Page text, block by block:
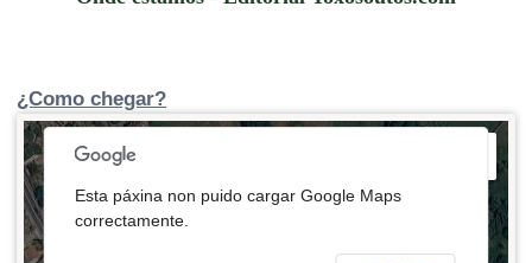
¿Como chegar?
For development purposes only
development purposes only
Esta páxina non puido cargar Google Maps
correctamente.